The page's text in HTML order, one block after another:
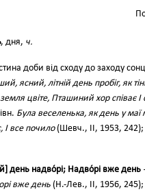
, дня, ч.
доби від сходу до заходу
ясний, літній день пробіг, як
цвіте, Пташиний хор співає І
Була веселенька, як день у маї
І все почило(Шевч., II, 1953,
день надво́рі; Надво́рі вже день
вже день (Н.-Лев., II, 1956, 245);